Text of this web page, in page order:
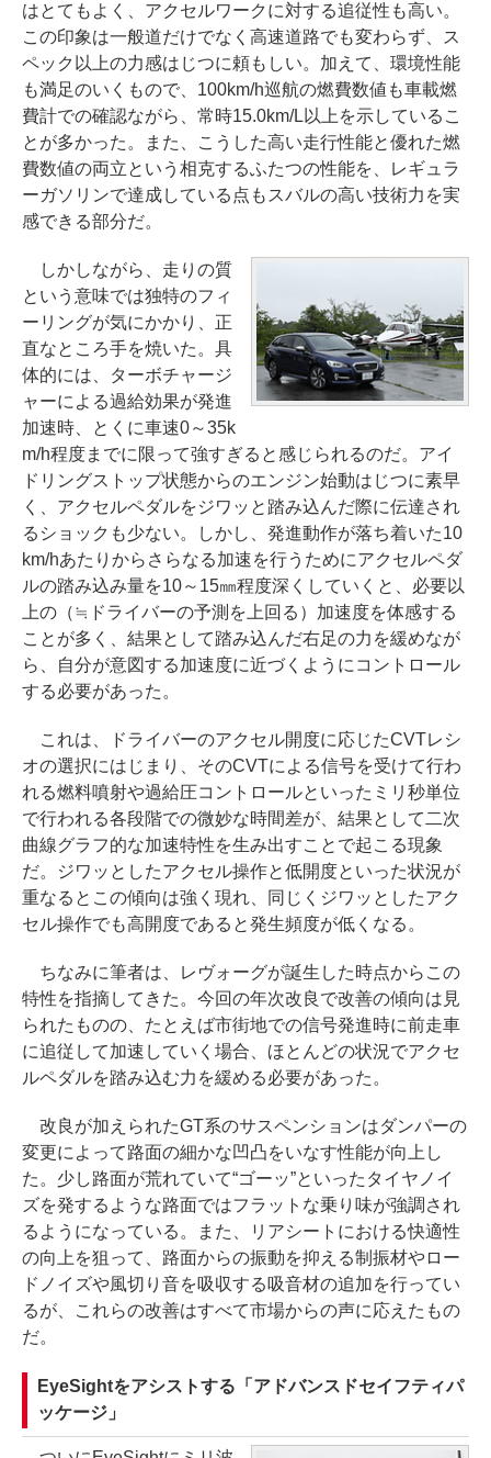
はとてもよく、アクセルワークに対する追従性も高い。
この印象は一般道だけでなく高速道路でも変わらず、ス
ペック以上の力感はじつに頼もしい。加えて、環境性能
も満足のいくもので、100km/h巡航の燃費数値も車載燃
費計での確認ながら、常時15.0km/L以上を示しているこ
とが多かった。また、こうした高い走行性能と優れた燃
費数値の両立という相克するふたつの性能を、レギュラ
ーガソリンで達成している点もスバルの高い技術力を実
感できる部分だ。
しかしながら、走りの質
という意味では独特のフィ
ーリングが気にかかり、正
直なところ手を焼いた。具
体的には、ターボチャージ
ャーによる過給効果が発進
加速時、とくに車速0～35k
m/h程度までに限って強すぎると感じられるのだ。アイ
ドリングストップ状態からのエンジン始動はじつに素早
く、アクセルペダルをジワッと踏み込んだ際に伝達され
るショックも少ない。しかし、発進動作が落ち着いた10
km/hあたりからさらなる加速を行うためにアクセルペダ
ルの踏み込み量を10～15㎜程度深くしていくと、必要以
上の（≒ドライバーの予測を上回る）加速度を体感する
ことが多く、結果として踏み込んだ右足の力を緩めなが
ら、自分が意図する加速度に近づくようにコントロール
する必要があった。
これは、ドライバーのアクセル開度に応じたCVTレシ
オの選択にはじまり、そのCVTによる信号を受けて行わ
れる燃料噴射や過給圧コントロールといったミリ秒単位
で行われる各段階での微妙な時間差が、結果として二次
曲線グラフ的な加速特性を生み出すことで起こる現象
だ。ジワッとしたアクセル操作と低開度といった状況が
重なるとこの傾向は強く現れ、同じくジワッとしたアク
セル操作でも高開度であると発生頻度が低くなる。
ちなみに筆者は、レヴォーグが誕生した時点からこの
特性を指摘してきた。今回の年次改良で改善の傾向は見
られたものの、たとえば市街地での信号発進時に前走車
に追従して加速していく場合、ほとんどの状況でアクセ
ルペダルを踏み込む力を緩める必要があった。
改良が加えられたGT系のサスペンションはダンパーの
変更によって路面の細かな凹凸をいなす性能が向上し
た。少し路面が荒れていて“ゴーッ”といったタイヤノイ
ズを発するような路面ではフラットな乗り味が強調され
るようになっている。また、リアシートにおける快適性
の向上を狙って、路面からの振動を抑える制振材やロー
ドノイズや風切り音を吸収する吸音材の追加を行ってい
るが、これらの改善はすべて市場からの声に応えたもの
だ。
EyeSightをアシストする「アドバンスドセイフティパ
ッケージ」